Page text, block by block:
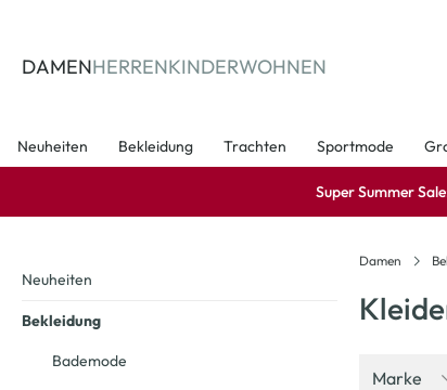
DAMENHERRENKINDERWOHNEN
Neuheiten Bekleidung Trachten Sportmode
Super Summer
Damen
Marke
Neuheiten
Bekleidung
Bademode